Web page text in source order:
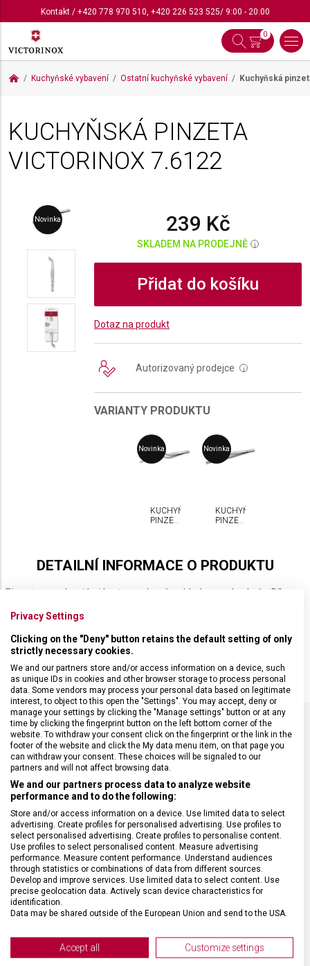
Kontakt/ +420 778 970 510, +420 226 523 525/ 9:00 - 20:00
0
Kuchyňské vybavení Ostatní kuchyňské vybavení Kuchyňská
KUCHYŇSKÁ PINZETA
VICTORINOX 7.6122
Novinka 239 Kč
SKLADEM NA PRODEJNĚ i
Přidat do košíku
Dotaz na produkt
Autorizovaný prodejce i
VARIANTY PRODUKTU
Novinka
KUCHYŇSKÁ
PINZETA
Novinka
KUCHYŇSKÁ
PINZETA
DETAILNÍ INFORMACE O PRODUKTU
Pinzeta se zahnutými hroty vyrobená s ohledem na kuchaře. Díky
snadnou manipulaci, který umožní složité zdobení a úplnou kontrolu
nad nejmenšími detaily během aranžování pokrmů. Pinzeta je
vhodná do myčky nádobí.
SPECIFIKACE PRODUKTU
DRUH ZBOŽÍ Kuchyňské vybavení
ZÁRUKA 24 měsíců
HMOTNOST 35 g
Privacy Settings
Clicking on the "Deny" button retains the default setting of only
strictly necessary cookies.
We and our partners store and/or access information on a device, such
as unique IDs in cookies and other browser storage to process personal
data. Some vendors may process your personal data based on legitimate
interest, to object to this open the "Settings". You may accept, deny or
manage your settings by clicking the "Manage settings" button or at any
time by clicking the fingerprint button on the left bottom corner of the
website. To withdraw your consent click on the fingerprint or the link in the
footer of the website and click the My data menu item, on that page you
can withdraw your consent. These choices will be signaled to our
partners and will not affect browsing data.
We and our partners process data to analyze website
performance and to do the following:
Store and/or access information on a device. Use limited data to select
advertising. Create profiles for personalised advertising. Use profiles to
select personalised advertising. Create profiles to personalise content.
Use profiles to select personalised content. Measure advertising
performance. Measure content performance. Understand audiences
through statistics or combinations of data from different sources.
Develop and improve services. Use limited data to select content. Use
precise geolocation data. Actively scan device characteristics for
identification.
Data may be shared outside of the European Union and send to the USA.
View Partner List (2 IAB Vendors)
Accept all Customize settings